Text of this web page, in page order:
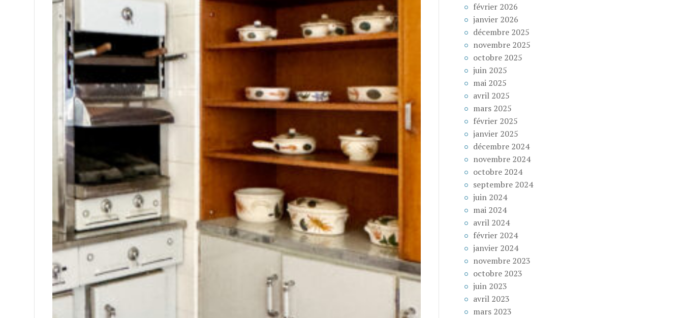
février 2026
janvier 2026
décembre 2025
novembre 2025
octobre 2025
juin 2025
mai 2025
avril 2025
mars 2025
février 2025
janvier 2025
décembre 2024
novembre 2024
octobre 2024
septembre 2024
juin 2024
mai 2024
avril 2024
février 2024
janvier 2024
novembre 2023
octobre 2023
juin 2023
avril 2023
mars 2023